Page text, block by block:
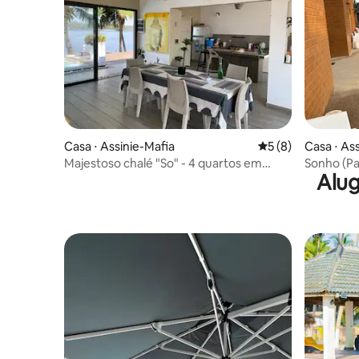
Casa ⋅ Assinie-Mafia 5 de uma
5 (8)
Majestoso chalé "So" - 4 quartos em
Casa ⋅
Sonho